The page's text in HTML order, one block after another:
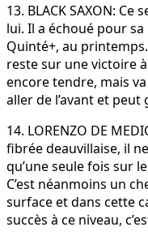
13. BLACK SAXON:
lui. Il a échoué pour
Quinté+, au
reste sur une victoire
encore tendre, mais
aller de l’avant et
14. LORENZO DE
fibrée deauvillaise, il
qu’une seule fois sur
C’est néanmoins un
surface et dans cette
succès à ce niveau,